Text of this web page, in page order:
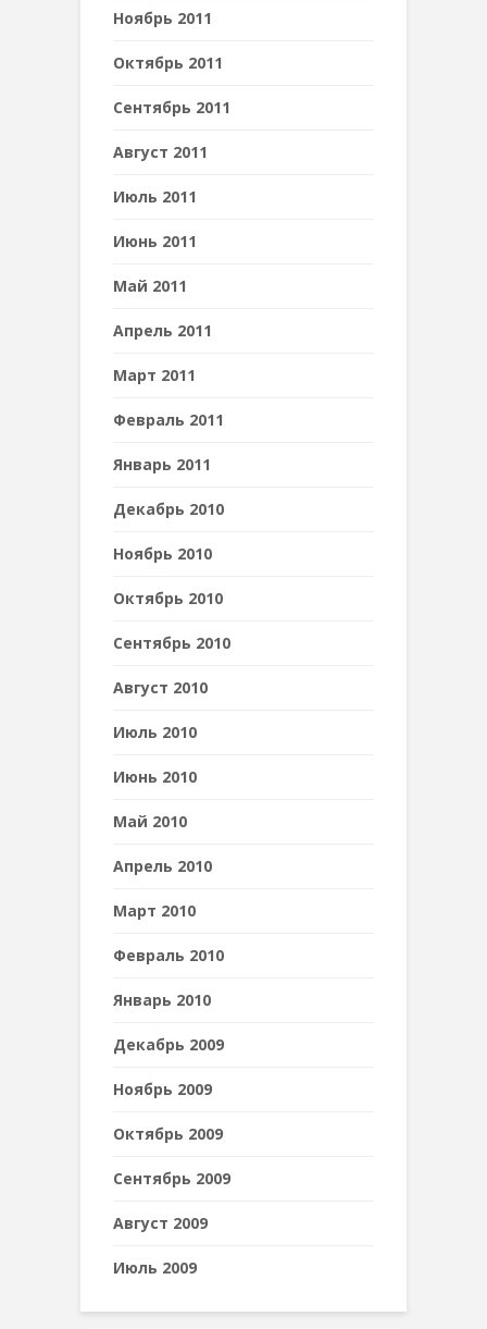
Ноябрь 2011
Октябрь 2011
Сентябрь 2011
Август 2011
Июль 2011
Июнь 2011
Май 2011
Апрель 2011
Март 2011
Февраль 2011
Январь 2011
Декабрь 2010
Ноябрь 2010
Октябрь 2010
Сентябрь 2010
Август 2010
Июль 2010
Июнь 2010
Май 2010
Апрель 2010
Март 2010
Февраль 2010
Январь 2010
Декабрь 2009
Ноябрь 2009
Октябрь 2009
Сентябрь 2009
Август 2009
Июль 2009